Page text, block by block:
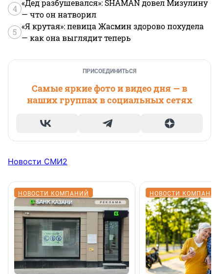
4
«Дед разбушевался»: SHAMAN довел Мизулину
— что он натворил
5
«Я крутая»: певица Жасмин здорово похудела
— как она выглядит теперь
ПРИСОЕДИНИТЬСЯ
Самые яркие фото и видео дня — в
наших группах в социальных сетях
Новости СМИ2
НОВОСТИ КОМПАНИЙ НОВОСТИ